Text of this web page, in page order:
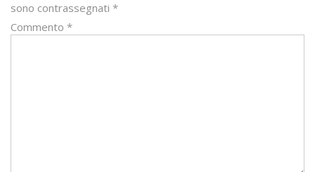
sono contrassegnati *
Commento *